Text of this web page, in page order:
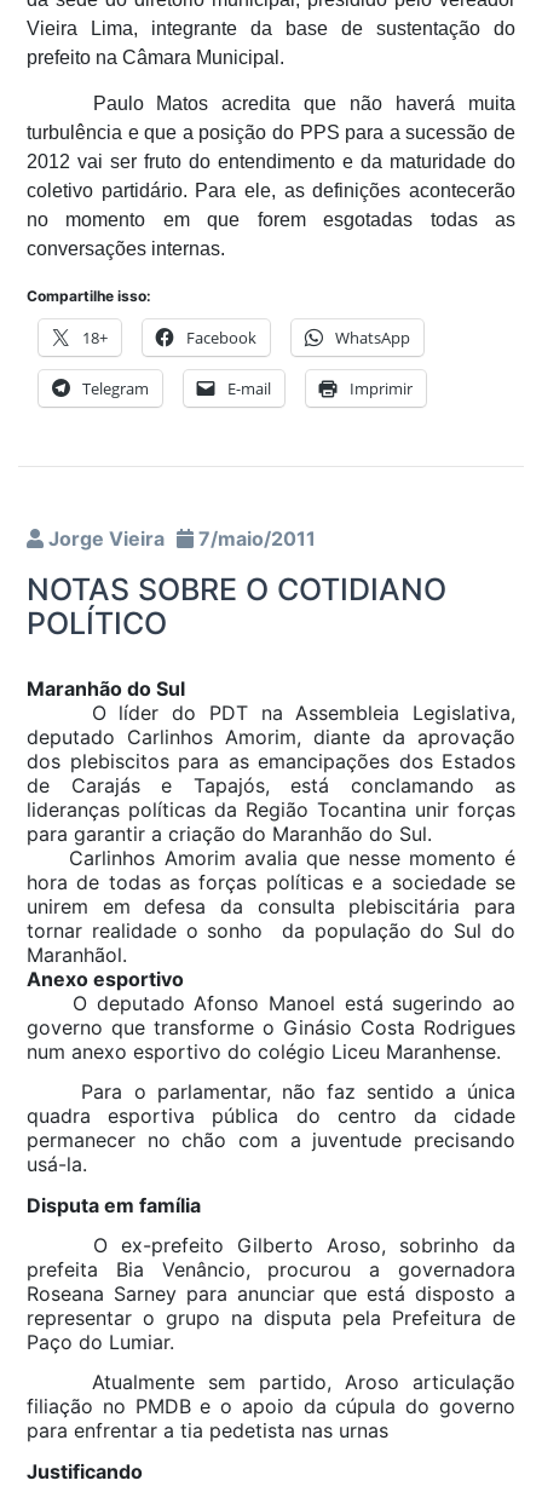
Vieira Lima, integrante da base de sustentação do
prefeito na Câmara Municipal.
Paulo Matos acredita que não haverá muita
turbulência e que a posição do PPS para a sucessão de
2012 vai ser fruto do entendimento e da maturidade do
coletivo partidário. Para ele, as definições acontecerão
no momento em que forem esgotadas todas as
conversações internas.
Compartilhe isso:
18+ Facebook WhatsApp
Telegram E-mail Imprimir
Jorge Vieira 7/maio/2011
NOTAS SOBRE O COTIDIANO
POLÍTICO
Maranhão do Sul
O líder do PDT na Assembleia Legislativa,
deputado Carlinhos Amorim, diante da aprovação
dos plebiscitos para as emancipações dos Estados
de Carajás e Tapajós, está conclamando as
lideranças políticas da Região Tocantina unir forças
para garantir a criação do Maranhão do Sul.
Carlinhos Amorim avalia que nesse momento é
hora de todas as forças políticas e a sociedade se
unirem em defesa da consulta plebiscitária para
tornar realidade o sonho da população do Sul do
Maranhãol.
Anexo esportivo
O deputado Afonso Manoel está sugerindo ao
governo que transforme o Ginásio Costa Rodrigues
num anexo esportivo do colégio Liceu Maranhense.
Para o parlamentar, não faz sentido a única
quadra esportiva pública do centro da cidade
permanecer no chão com a juventude precisando
usá-la.
Disputa em família
O ex-prefeito Gilberto Aroso, sobrinho da
prefeita Bia Venâncio, procurou a governadora
Roseana Sarney para anunciar que está disposto a
representar o grupo na disputa pela Prefeitura de
Paço do Lumiar.
Atualmente sem partido, Aroso articulação
filiação no PMDB e o apoio da cúpula do governo
para enfrentar a tia pedetista nas urnas
Justificando